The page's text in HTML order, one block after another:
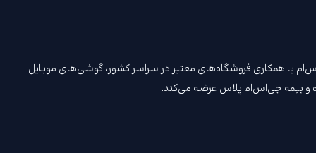
جی‌اس‌ام با همکاری فروشگاه‌های معتبر در سراسر کشور، گوشی‌های موبایل